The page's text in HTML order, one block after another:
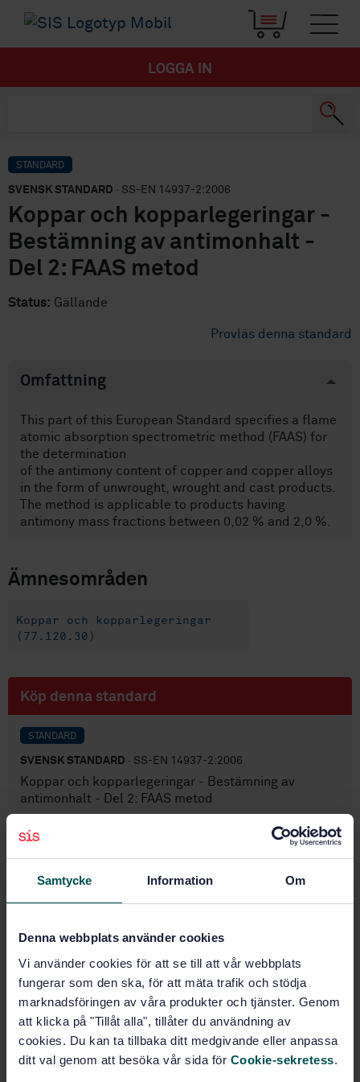
Samtycke Information Om
Denna webbplats använder cookies
Vi använder cookies för att se till att vår webbplats
fungerar som den ska, för att mäta trafik och stödja
marknadsföringen av våra produkter och tjänster. Genom
att klicka på "Tillåt alla", tillåter du användning av
cookies. Du kan ta tillbaka ditt medgivande eller anpassa
ditt val genom att besöka vår sida för Cookie-sekretess.
LOGGA IN
STANDARD
SVENSK STANDARD · SS-EN 14937-2:2006
Koppar och kopparlegeringar -
Bestämning av antimonhalt -
Del 2: FAAS metod
Status: Gällande
Provläs denna standard
Omfattning
This part of this European Standard specifies a flame
atomic absorption spectrometric method (FAAS) for
the determination
of the antimony content of copper and copper alloys
in the form of unwrought, wrought and cast products.
The method is applicable to products having
antimony mass fractions between 0,02 % and 2,0 %.
Ämnesområden
Koppar och kopparlegeringar
(77.120.30)
Köp denna standard
STANDARD
SVENSK STANDARD · SS-EN 14937-2:2006
Koppar och kopparlegeringar - Bestämning av
antimonhalt - Del 2: FAAS metod
Prenumerera på standarden - Läs mer
Produktinformation
Språk: Engelska
Framtagen av: Koppar, SIS/TK 624/AG 02